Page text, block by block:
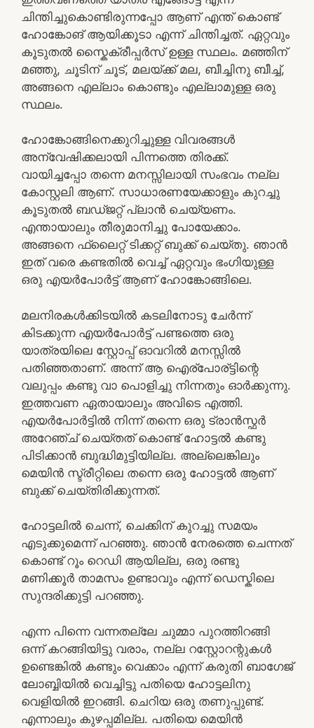
ചിന്തിച്ചുകൊണ്ടിരുന്നപ്പോ ആണ് എന്ത് കൊണ്ട്
ഹോങ്കോങ് ആയിക്കൂടാ എന്ന് ചിന്തിച്ചത്. ഏറ്റവും
കൂടുതൽ സ്കൈക്രീപ്പർസ് ഉള്ള സ്ഥലം. മഞ്ഞിന്
മഞ്ഞു, ചൂടിന് ചൂട്, മലയ്ക്ക് മല, ബീച്ചിനു ബീച്ച്,
അങ്ങനെ എല്ലാം കൊണ്ടും എല്ലാമുള്ള ഒരു
സ്ഥലം.
ഹോങ്കോങ്ങിനെക്കുറിച്ചുള്ള വിവരങ്ങൾ
അന്വേഷിക്കലായി പിന്നത്തെ തിരക്ക്.
വായിച്ചപ്പോ തന്നെ മനസ്സിലായി സംഭവം നല്ല
കോസ്റ്റലി ആണ്. സാധാരണയേക്കാളും കുറച്ചു
കൂടുതൽ ബഡ്ജറ്റ് പ്ലാൻ ചെയ്യണം.
എന്തായാലും തീരുമാനിച്ചു പോയേക്കാം.
അങ്ങനെ ഫ്ലൈറ്റ് ടിക്കറ്റ് ബുക്ക് ചെയ്തു. ഞാൻ
ഇത് വരെ കണ്ടതിൽ വെച്ച് ഏറ്റവും ഭംഗിയുള്ള
ഒരു എയർപോർട്ട് ആണ് ഹോങ്കോങ്ങിലെ.
മലനിരകൾക്കിടയിൽ കടലിനോടു ചേർന്ന്
കിടക്കുന്ന എയർപോർട്ട് പണ്ടത്തെ ഒരു
യാത്രയിലെ സ്റ്റോപ്പ് ഓവറിൽ മനസ്സിൽ
പതിഞ്ഞതാണ്. അന്ന് ആ ഐര്പോര്ട്ടിന്റെ
വലുപ്പം കണ്ടു വാ പൊളിച്ചു നിന്നതും ഓർക്കുന്നു.
ഇത്തവണ ഏതായാലും അവിടെ എത്തി.
എയർപോർട്ടിൽ നിന്ന് തന്നെ ഒരു ട്രാൻസ്ഫർ
അറേഞ്ച് ചെയ്തത് കൊണ്ട് ഹോട്ടൽ കണ്ടു
പിടിക്കാൻ ബുദ്ധിമുട്ടിയില്ല. അല്ലെങ്കിലും
മെയിൻ സ്ട്രീറ്റിലെ തന്നെ ഒരു ഹോട്ടൽ ആണ്
ബുക്ക് ചെയ്തിരിക്കുന്നത്.
ഹോട്ടലിൽ ചെന്ന്, ചെക്കിന് കുറച്ചു സമയം
എടുക്കുമെന്ന് പറഞ്ഞു. ഞാൻ നേരത്തെ ചെന്നത്
കൊണ്ട് റൂം റെഡി ആയില്ല, ഒരു രണ്ടു
മണിക്കൂർ താമസം ഉണ്ടാവും എന്ന് ഡെസ്കിലെ
സുന്ദരിക്കുട്ടി പറഞ്ഞു.
എന്ന പിന്നെ വന്നതല്ലേ ചുമ്മാ പുറത്തിറങ്ങി
ഒന്ന് കറങ്ങിയിട്ടു വരാം, നല്ല റസ്റ്റോറന്റുകൾ
ഉണ്ടെങ്കിൽ കണ്ടും വെക്കാം എന്ന് കരുതി ബാഗേജ്
ലോബ്ബിയിൽ വെച്ചിട്ടു പതിയെ ഹോട്ടലിനു
വെളിയിൽ ഇറങ്ങി. ചെറിയ ഒരു തണുപ്പുണ്ട്.
എന്നാലും കുഴപ്പമില്ല. പതിയെ മെയിൻ